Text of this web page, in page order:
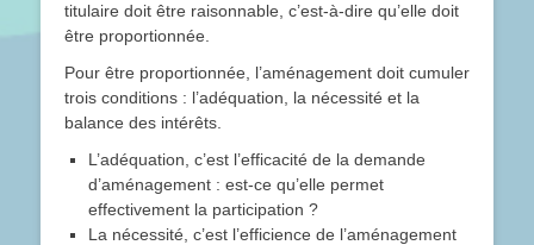
titulaire doit être raisonnable, c’est-à-dire qu’elle doit
être proportionnée.
Pour être proportionnée, l’aménagement doit cumuler
trois conditions : l’adéquation, la nécessité et la
balance des intérêts.
L’adéquation, c’est l’efficacité de la demande
d’aménagement : est-ce qu’elle permet
effectivement la participation ?
La nécessité, c’est l’efficience de l’aménagement